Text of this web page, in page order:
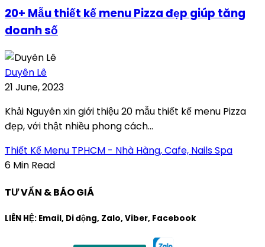
20+ Mẫu thiết kế menu Pizza đẹp giúp tăng
doanh số
Duyên Lê
21 June, 2023
Khải Nguyên xin giới thiệu 20 mẫu thiết kế menu Pizza
đẹp, với thật nhiều phong cách...
Thiết Kế Menu TPHCM - Nhà Hàng, Cafe, Nails Spa
6 Min Read
TƯ VẤN & BÁO GIÁ
LIÊN HỆ: Email, Di động, Zalo, Viber, Facebook